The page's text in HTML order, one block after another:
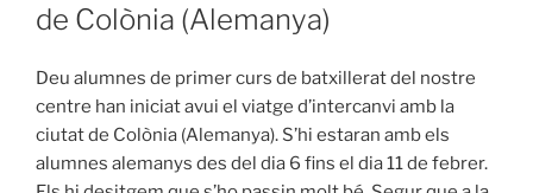
de Colònia (Alemanya)
Deu alumnes de primer curs de batxillerat del nostre
centre han iniciat avui el viatge d’intercanvi amb la
ciutat de Colònia (Alemanya). S’hi estaran amb els
alumnes alemanys des del dia 6 fins el dia 11 de febrer.